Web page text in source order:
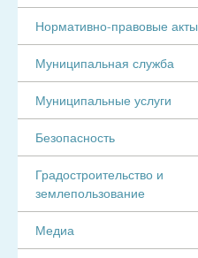
Нормативно-правовые акты
Муниципальная служба
Муниципальные услуги
Безопасность
Градостроительство и
землепользование
Медиа